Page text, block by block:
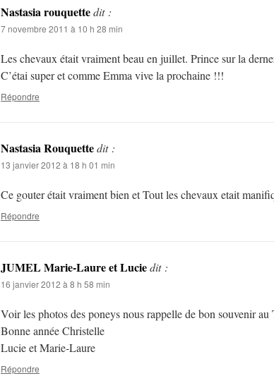
Nastasia rouquettedit :
7 novembre 2011 à 10 h 28 min
Les chevaux était vraiment beau en juillet. Prince sur la
C’étai super et comme Emma vive la prochaine !!!
Répondre
Nastasia Rouquettedit :
13 janvier 2012 à 18 h 01 min
Ce gouter était vraiment bien et Tout les chevaux etait
Répondre
JUMEL Marie-Laure et Luciedit :
16 janvier 2012 à 8 h 58 min
Voir les photos des poneys nous rappelle de bon souvenir au
Bonne année Christelle
Lucie et Marie-Laure
Répondre